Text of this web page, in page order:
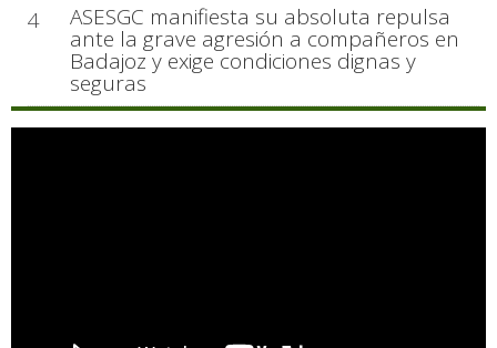
4
ASESGC manifiesta su absoluta repulsa
ante la grave agresión a compañeros en
Badajoz y exige condiciones dignas y
seguras